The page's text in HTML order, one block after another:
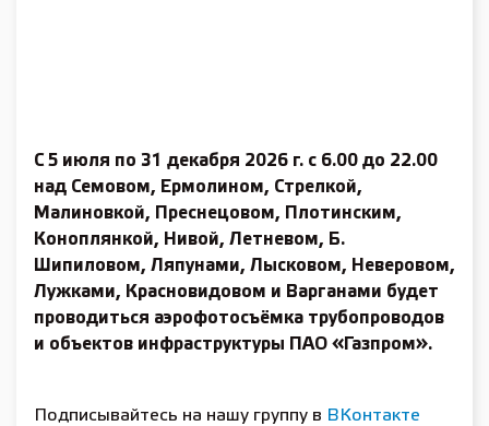
С 5 июля по 31 декабря 2026 г. с 6.00 до 22.00
над Семовом, Ермолином, Стрелкой,
Малиновкой, Преснецовом, Плотинским,
Коноплянкой, Нивой, Летневом, Б.
Шипиловом, Ляпунами, Лысковом, Неверовом,
Лужками, Красновидовом и Варганами будет
проводиться аэрофотосъёмка трубопроводов
и объектов инфраструктуры ПАО «Газпром».
Подписывайтесь на нашу группу в ВКонтакте